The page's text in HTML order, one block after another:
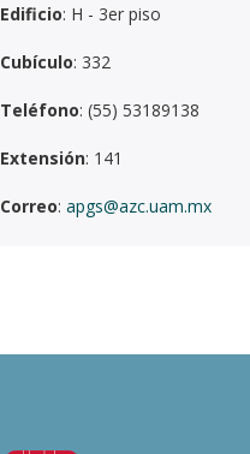
Edificio: H - 3er piso
Cubículo: 332
Teléfono: (55) 53189138
Extensión: 141
Correo: apgs@azc.uam.mx